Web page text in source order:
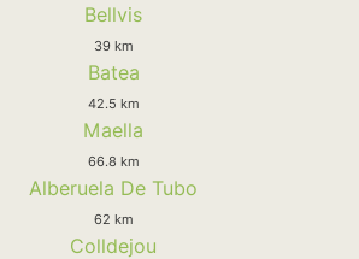
Bellvis
39 km
Batea
42.5 km
Maella
66.8 km
Alberuela De Tubo
62 km
Colldejou